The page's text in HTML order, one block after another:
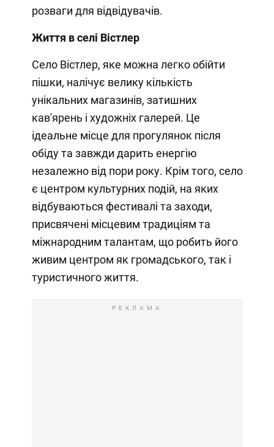
розваги для відвідувачів.
Життя в селі Вістлер
Село Вістлер, яке можна легко обійти
пішки, налічує велику кількість
унікальних магазинів, затишних
кав'ярень і художніх галерей. Це
ідеальне місце для прогулянок після
обіду та завжди дарить енергію
незалежно від пори року. Крім того, село
є центром культурних подій, на яких
відбуваються фестивалі та заходи,
присвячені місцевим традиціям та
міжнародним талантам, що робить його
живим центром як громадського, так і
туристичного життя.
РЕКЛАМА